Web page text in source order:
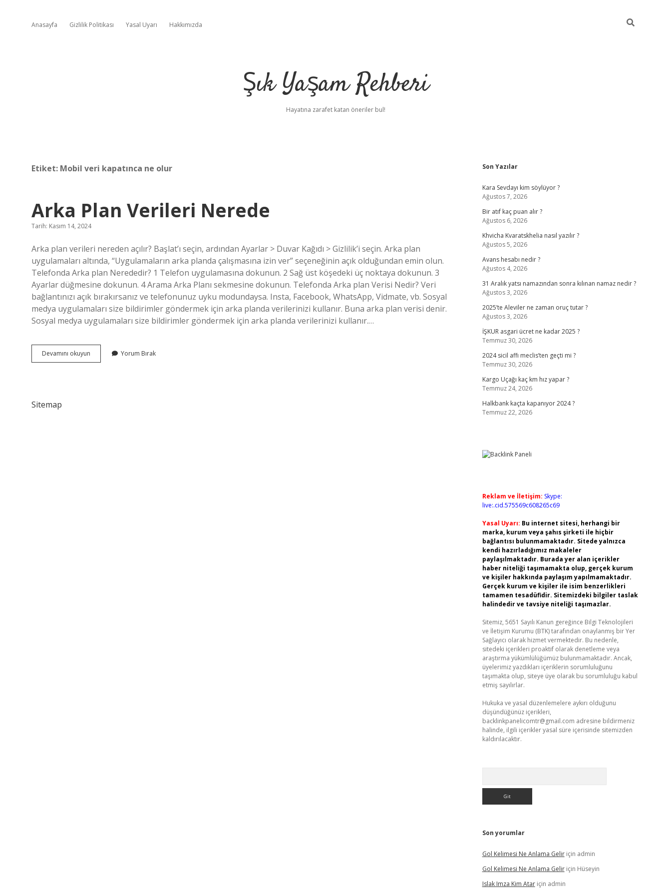
Anasayfa Gizlilik Politikası Yasal Uyarı Hakkımızda
Şık Yaşam Rehberi
Hayatına zarafet katan öneriler bul!
Etiket: Mobil veri kapatınca ne olur
Arka Plan Verileri Nerede
Tarih: Kasım 14, 2024
Arka plan verileri nereden açılır? Başlat’ı seçin, ardından Ayarlar > Duvar Kağıdı > Gizlilik’i seçin. Arka plan
uygulamaları altında, “Uygulamaların arka planda çalışmasına izin ver” seçeneğinin açık olduğundan emin olun.
Telefonda Arka plan Nerededir? 1 Telefon uygulamasına dokunun. 2 Sağ üst köşedeki üç noktaya dokunun. 3
Ayarlar düğmesine dokunun. 4 Arama Arka Planı sekmesine dokunun. Telefonda Arka plan Verisi Nedir? Veri
bağlantınızı açık bırakırsanız ve telefonunuz uyku modundaysa. Insta, Facebook, WhatsApp, Vidmate, vb. Sosyal
medya uygulamaları size bildirimler göndermek için arka planda verilerinizi kullanır. Buna arka plan verisi denir.
Sosyal medya uygulamaları size bildirimler göndermek için arka planda verilerinizi kullanır.…
Devamını okuyun
Plan
Yorum Bırak
Sitemap
Sidebar
Son Yazılar
Kara Sevdayı kim söylüyor ?
Ağustos 7, 2026
Bir atıf kaç puan alır ?
Ağustos 6, 2026
Khvicha Kvaratskhelia nasıl yazılır ?
Ağustos 5, 2026
Avans hesabı nedir ?
Ağustos 4, 2026
31 Aralık yatsı namazından sonra kılınan namaz nedir ?
Ağustos 3, 2026
2025’te Aleviler ne zaman oruç tutar ?
Ağustos 3, 2026
İŞKUR asgari ücret ne kadar 2025 ?
Temmuz 30, 2026
2024 sicil affı meclis’ten geçti mi ?
Temmuz 30, 2026
Kargo Uçağı kaç km hız yapar ?
Temmuz 24, 2026
Halkbank kaçta kapanıyor 2024 ?
Temmuz 22, 2026
Reklam ve İletişim: Skype:
live:.cid.575569c608265c69
Yasal Uyarı: Bu internet sitesi, herhangi bir
marka, kurum veya şahıs şirketi ile hiçbir
bağlantısı bulunmamaktadır. Sitede yalnızca
kendi hazırladığımız makaleler
paylaşılmaktadır. Burada yer alan içerikler
haber niteliği taşımamakta olup, gerçek kurum
ve kişiler hakkında paylaşım yapılmamaktadır.
Gerçek kurum ve kişiler ile isim benzerlikleri
tamamen tesadüfidir. Sitemizdeki bilgiler taslak
halindedir ve tavsiye niteliği taşımazlar.
Sitemiz, 5651 Sayılı Kanun gereğince Bilgi Teknolojileri
ve İletişim Kurumu (BTK) tarafından onaylanmış bir Yer
Sağlayıcı olarak hizmet vermektedir. Bu nedenle,
sitedeki içerikleri proaktif olarak denetleme veya
araştırma yükümlülüğümüz bulunmamaktadır. Ancak,
üyelerimiz yazdıkları içeriklerin sorumluluğunu
taşımakta olup, siteye üye olarak bu sorumluluğu kabul
etmiş sayılırlar.
Hukuka ve yasal düzenlemelere aykırı olduğunu
düşündüğünüz içerikleri,
backlinkpanelicomtr@gmail.com adresine bildirmeniz
halinde, ilgili içerikler yasal süre içerisinde sitemizden
kaldırılacaktır.
Son yorumlar
Gol Kelimesi Ne Anlama Geliriçin admin
Gol Kelimesi Ne Anlama Geliriçin Hüseyin
Islak Imza Kim Atariçin admin